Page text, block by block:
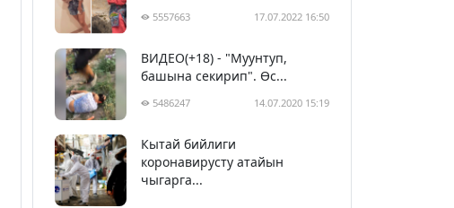
5557663 17.07.2022 16:50
ВИДЕО(+18) - "Муунтуп,
башына секирип". Өс...
5486247 14.07.2020 15:19
Кытай бийлиги
коронавирусту атайын
чыгарга...